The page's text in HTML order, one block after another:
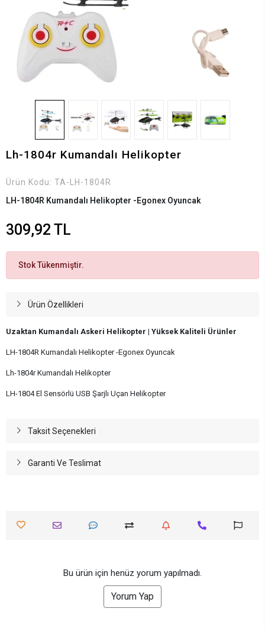
Lh-1804r Kumandalı Helikopter
Ürün Kodu: TA-LH-1804R
LH-1804R Kumandalı Helikopter -Egonex Oyuncak
309,92 TL
Stok Tükenmiştir.
Ürün Özellikleri
Uzaktan Kumandalı Askeri Helikopter | Yüksek Kaliteli Ürünler
LH-1804R Kumandalı Helikopter -Egonex Oyuncak
Lh-1804r Kumandalı Helikopter
LH-1804 El Sensörlü USB Şarjlı Uçan Helikopter
Taksit Seçenekleri
Garanti Ve Teslimat
Bu ürün için henüz yorum yapılmadı.
Yorum Yap